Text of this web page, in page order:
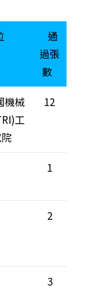
通
過張
數
機械
工
12
1
2
3